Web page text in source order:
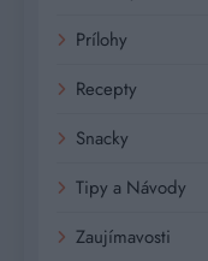
Prílohy
Recepty
Snacky
Tipy a Návody
Zaujímavosti